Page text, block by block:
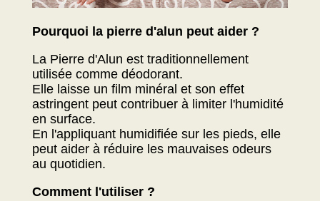
Pourquoi la pierre d'alun peut aider ?
La Pierre d'Alun est traditionnellement
utilisée comme déodorant.
Elle laisse un film minéral et son effet
astringent peut contribuer à limiter l'humidité
en surface.
En l'appliquant humidifiée sur les pieds, elle
peut aider à réduire les mauvaises odeurs
au quotidien.
Comment l'utiliser ?